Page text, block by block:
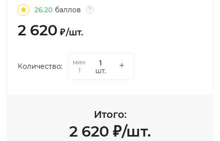
26.20 баллов ?
2 620 ₽/шт.
Количество:
мин.
1
шт.
Итого:
2 620 ₽/шт.